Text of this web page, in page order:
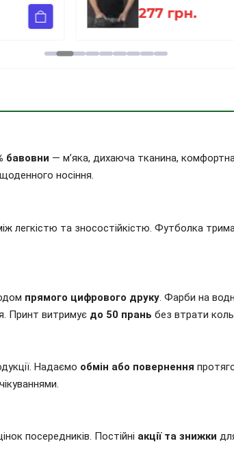
277 грн.
бавовни — м’яка, дихаюча тканина,
носіння.
легкістю та зносостійкістю. Футболка
прямого цифрового друку. Фарби на
Принт витримує до 50 прань без втрати
Надаємо обмін або повернення
посередників. Постійні акції та знижки